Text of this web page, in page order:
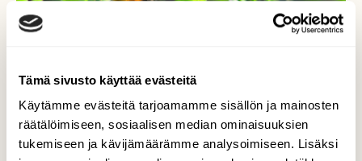
Tämä sivusto käyttää evästeitä
Käytämme evästeitä tarjoamamme sisällön ja mainosten
räätälöimiseen, sosiaalisen median ominaisuuksien
tukemiseen ja kävijämäärämme analysoimiseen. Lisäksi